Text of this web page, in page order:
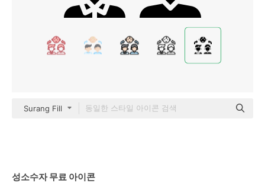
Surang Fill
성소수자 무료 아이콘